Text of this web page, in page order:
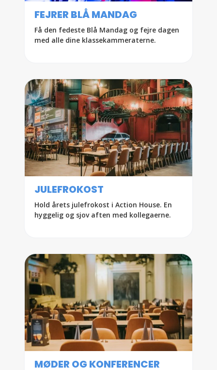
FEJRER BLÅ MANDAG
Få den fedeste Blå Mandag og fejre dagen
med alle dine klassekammeraterne.
JULEFROKOST
Hold årets julefrokost i Action House. En
hyggelig og sjov aften med kollegaerne.
MØDER OG KONFERENCER